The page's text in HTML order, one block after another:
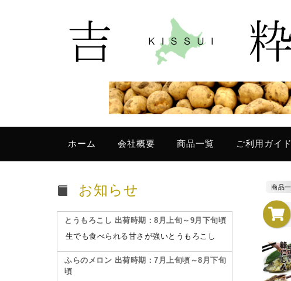
ホーム 会社概要 商品一覧 ご利用ガイド
商品
お知らせ
とうもろこし 出荷時期：8月上旬～9月下旬頃
生でも食べられる甘さが強いとうもろこし
ふらのメロン 出荷時期：7月上旬頃～8月下旬
頃